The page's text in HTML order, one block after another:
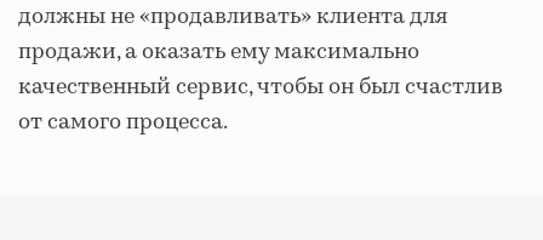
должны не «продавливать» клиента для
продажи, а оказать ему максимально
качественный сервис, чтобы он был счастлив
от самого процесса.